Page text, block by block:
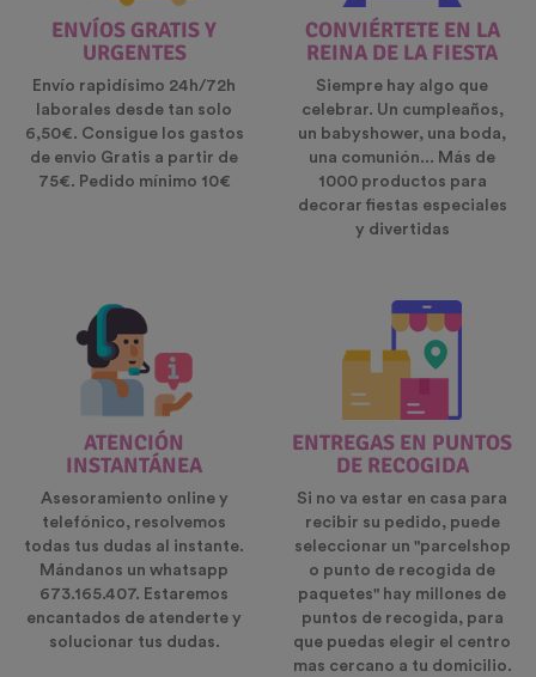
ENVÍOS GRATIS Y
URGENTES
Envío rapidísimo 24h/72h
laborales desde tan solo
6,50€. Consigue los gastos
de envio Gratis a partir de
75€. Pedido mínimo 10€
CONVIÉRTETE EN LA
REINA DE LA FIESTA
Siempre hay algo que
celebrar. Un cumpleaños,
un babyshower, una boda,
una comunión... Más de
1000 productos para
decorar fiestas especiales
y divertidas
ATENCIÓN
INSTANTÁNEA
Asesoramiento online y
telefónico, resolvemos
todas tus dudas al instante.
Mándanos un whatsapp
673.165.407. Estaremos
encantados de atenderte y
solucionar tus dudas.
ENTREGAS EN PUNTOS
DE RECOGIDA
Si no va estar en casa para
recibir su pedido, puede
seleccionar un "parcelshop
o punto de recogida de
paquetes" hay millones de
puntos de recogida, para
que puedas elegir el centro
mas cercano a tu domicilio.